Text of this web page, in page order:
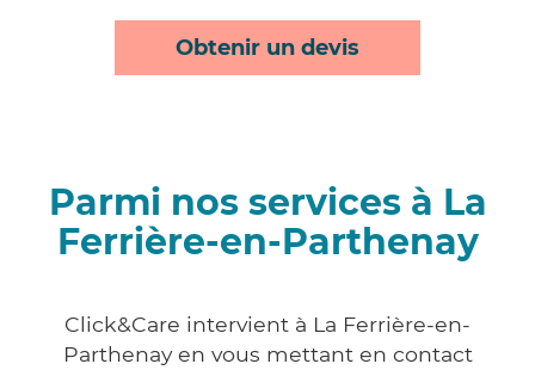
Obtenir un devis
Parmi nos services à La
Ferrière-en-Parthenay
Click&Care intervient à La Ferrière-en-
Parthenay en vous mettant en contact